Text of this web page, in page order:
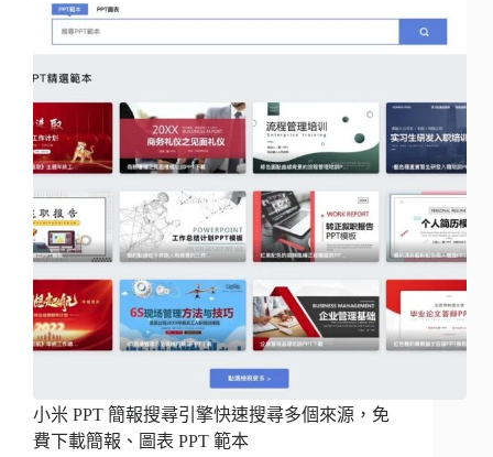
小米 PPT 簡報搜尋引擎快速搜尋多個來源，免
費下載簡報、圖表 PPT 範本